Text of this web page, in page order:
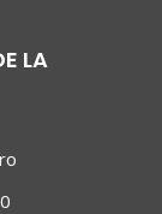
LA